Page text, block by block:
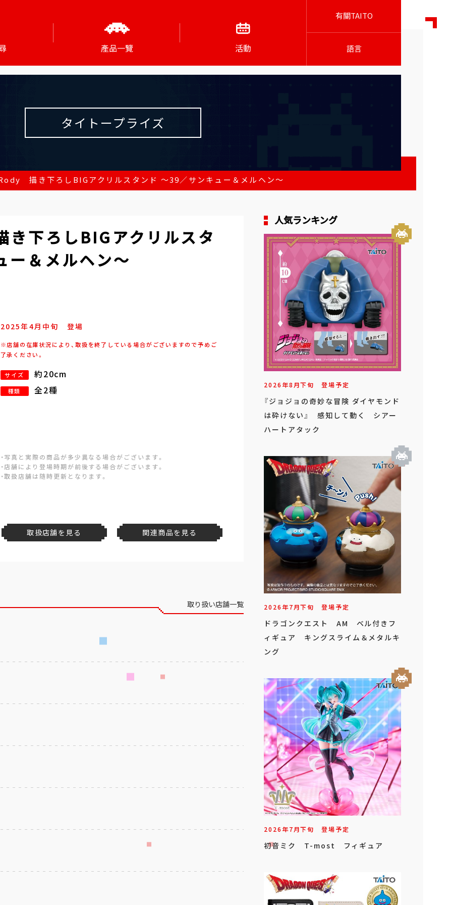
產品一覽 活動
有關TAITO
語言
タイトープライズ
描き下ろしBIGアクリルスタンド ～39／サンキュー＆メルヘン～
下ろしBIGアクリルスタ
ー＆メルヘン～
2025年4月 中旬 登場
※店舗の在庫状況により、取扱を終了している場合がございますので予めご
了承ください。
サイズ 約20cm
種類 全2種
・写真と実際の商品が多少異なる場合がございます。
・店舗により登場時期が前後する場合がございます。
・取扱店舗は随時更新となります。
取扱店舗を見る 関連商品を見る
取り扱い店舗一覧
人気ランキング
2026年8月下旬 登場予定
『ジョジョの奇妙な冒険 ダイヤモンド
は砕けない』 感知して動く シアー
ハートアタック
2026年7月下旬 登場予定
ドラゴンクエスト AM ベル付きフ
ィギュア キングスライム＆メタルキ
ング
2026年7月下旬 登場予定
初音ミク T-most フィギュア